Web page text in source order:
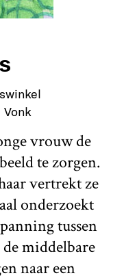
Vonk
vrouw de
te zorgen.
vertrekt ze
onderzoekt
tussen
middelbare
naar een